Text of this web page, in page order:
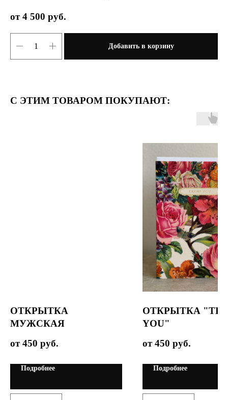
4 500 руб.
Добавить в корзину
С ЭТИМ ТОВАРОМ ПОКУПАЮТ:
ОТКРЫТКА
МУЖСКАЯ
450 руб.
Подробнее
ОТКРЫТКА
YOU"
450 руб.
Подробнее